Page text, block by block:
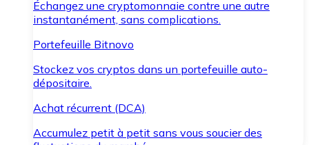
Échangez une cryptomonnaie contre une autre
instantanément, sans complications.
Portefeuille Bitnovo
Stockez vos cryptos dans un portefeuille auto-
dépositaire.
Achat récurrent (DCA)
Accumulez petit à petit sans vous soucier des